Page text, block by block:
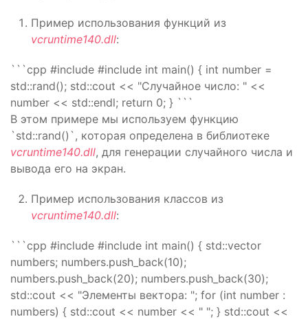
Пример использования функций из
vcruntime140.dll:
```cpp #include #include int main() { int number =
std::rand(); std::cout << "Случайное число: " <<
number << std::endl; return 0; } ```
В этом примере мы используем функцию
`std::rand()`, которая определена в библиотеке
vcruntime140.dll, для генерации случайного числа и
вывода его на экран.
Пример использования классов из
vcruntime140.dll:
```cpp #include #include int main() { std::vector
numbers; numbers.push_back(10);
numbers.push_back(20); numbers.push_back(30);
std::cout << "Элементы вектора: "; for (int number :
numbers) { std::cout << number << " "; } std::cout <<